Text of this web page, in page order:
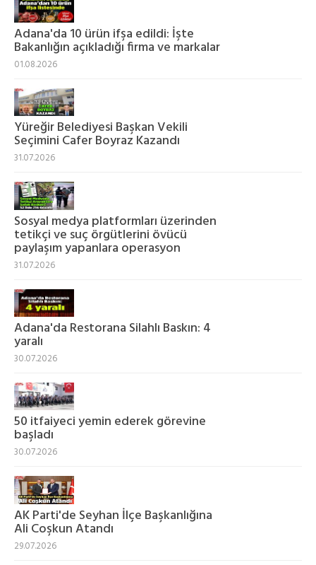
Adana'da 10 ürün ifşa edildi: İşte
Bakanlığın açıkladığı firma ve markalar
01.08.2026
Yüreğir Belediyesi Başkan Vekili
Seçimini Cafer Boyraz Kazandı
31.07.2026
Sosyal medya platformları üzerinden
tetikçi ve suç örgütlerini övücü
paylaşım yapanlara operasyon
31.07.2026
Adana'da Restorana Silahlı Baskın: 4
yaralı
30.07.2026
50 itfaiyeci yemin ederek görevine
başladı
30.07.2026
AK Parti'de Seyhan İlçe Başkanlığına
Ali Coşkun Atandı
29.07.2026